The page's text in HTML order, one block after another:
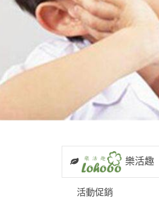
樂活趣
活動促銷